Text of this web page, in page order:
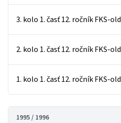
3. kolo 1. časť 12. ročník FKS-old
2. kolo 1. časť 12. ročník FKS-old
1. kolo 1. časť 12. ročník FKS-old
1995 / 1996